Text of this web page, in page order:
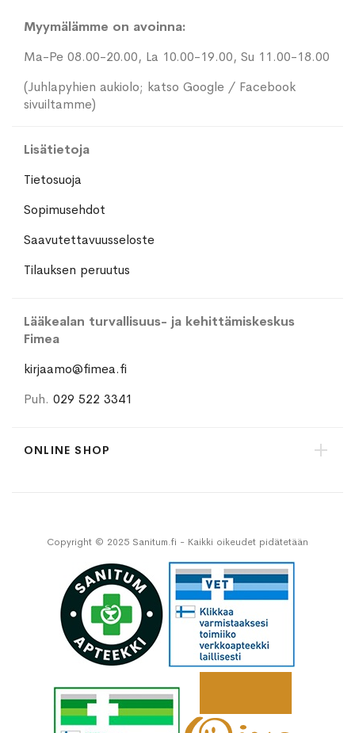
Myymälämme on avoinna:
Ma-Pe 08.00-20.00, La 10.00-19.00, Su 11.00-18.00
(Juhlapyhien aukiolo; katso Google / Facebook
sivuiltamme)
Lisätietoja
Tietosuoja
Sopimusehdot
Saavutettavuusseloste
Tilauksen peruutus
Lääkealan turvallisuus- ja kehittämiskeskus
Fimea
kirjaamo@fimea.fi
Puh. 029 522 3341
ONLINE SHOP
Copyright © 2025 Sanitum.fi - Kaikki oikeudet pidätetään